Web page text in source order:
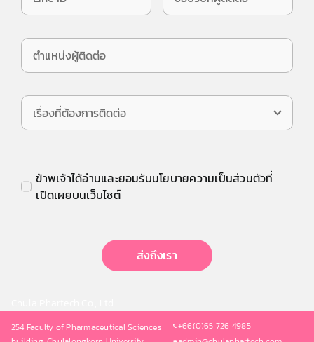
ข้าพเจ้าได้อ่านและยอมรับนโยบายความเป็นส่วนตัวที่
เปิดเผยบนเว็บไซต์
ส่งถึงเรา
254 Faculty of Pharmaceutical Sciences
+66(0)65 726 4985